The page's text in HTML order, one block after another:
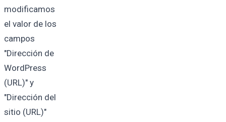
modificamos
el valor de los
campos
"Dirección de
WordPress
(URL)" y
"Dirección del
sitio (URL)"